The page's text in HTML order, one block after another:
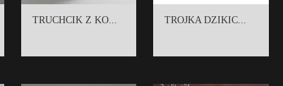
TRUCHCIK Z KO... TROJKA DZIKIC...